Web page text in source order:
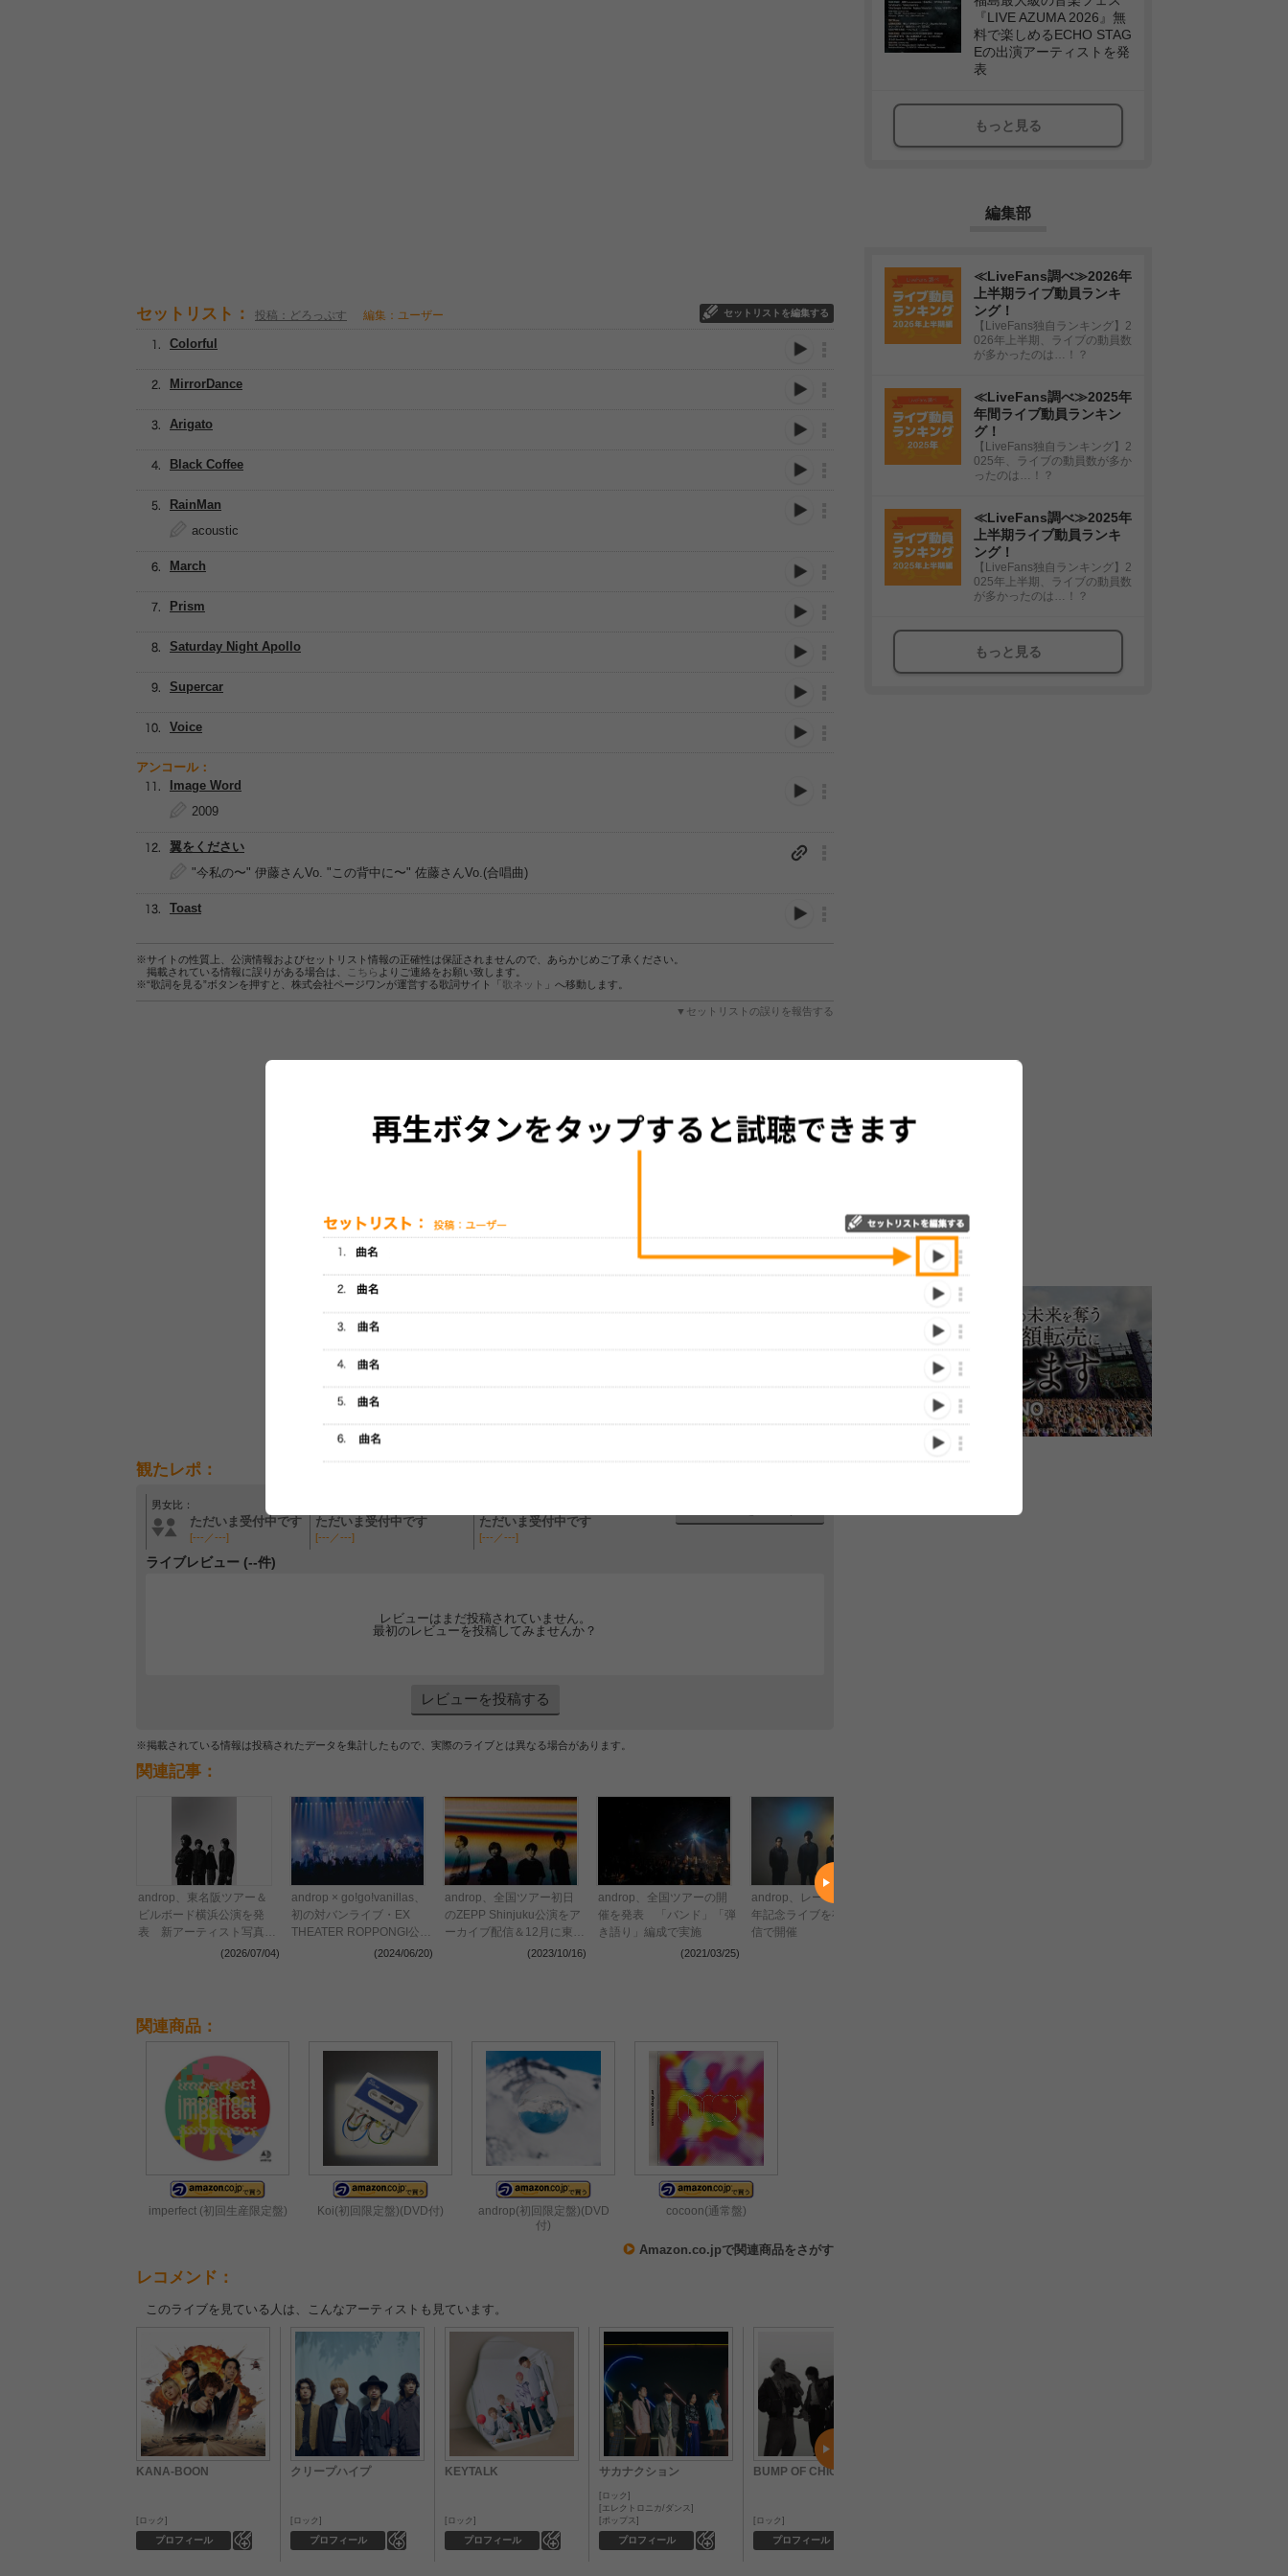
セットリスト： 投稿：どろっぷす 編集：ユーザー セットリストを編集する
Black Coffee
Saturday Night Apollo
Voice
Colorful
RainMan
acoustic
March
Prism
MirrorDance
Supercar
Arigato
アンコール：
Image Word
2009
翼をください
"今私の〜" 伊藤さんVo. "この背中に〜" 佐藤さんVo.(合唱曲)
Toast
※サイトの性質上、公演情報およびセットリスト情報の正確性は保証されませんので、あらかじめご了承ください。
掲載されている情報に誤りがある場合は、
こちら よりご連絡をお願い致します。
※“歌詞を見る”ボタンを押すと、株式会社ページワンが運営する歌詞サイト「歌ネット 」へ移動します。
▼セットリストの誤りを報告する
セットリストをプレイリストにして保存する
観たレポ：
男女比：
ただいま受付中です
[---／---]
ただいま受付中です
[---／---]
ただいま受付中です
[---／---]
ライブレビュー (--件)
レビューはまだ投稿されていません。
最初のレビューを投稿してみませんか？
レビューを投稿する
※掲載されている情報は投稿されたデータを集計したもので、実際のライブとは異なる場合があります。
関連記事：
androp、東名阪ツアー＆
ビルボード横浜公演を発
表 新アーティスト写真も
(2026/07/04)
androp × go!go!vanillas、
初の対バンライブ・EX
THEATER ROPPONGI公演
のオフィシャルレポートが
(2024/06/20)
androp、全国ツアー初日
のZEPP Shinjuku公演をア
ーカイブ配信＆12月に東
京・大阪 Billboard Live決
(2023/10/16)
androp、全国ツアーの開
催を発表 「バンド」「弾
き語り」編成で実施
(2021/03/25)
androp、レーベル設立5周
年記念ライブを有観客＆配
信で開催
関連商品：
imperfect (初回生産限定盤) Koi(初回限定盤)(DVD付)
androp(初回限定盤)(DVD
付)
cocoon(通常盤)
Amazon.co.jpで関連商品をさがす
レコメンド：
このライブを見ている人は、こんなアーティストも見ています。
KANA-BOON
プロフィール
ロック
クリープハイプ
プロフィール
ロック
KEYTALK
プロフィール
ロック
サカナクション
プロフィール
ロック
エレクトロニカ/ダンス
ポップス
BUMP OF CHICKEN
プロフィール
ロック
『LIVE AZUMA 2026』無
料で楽しめるECHO STAG
Eの出演アーティストを発
表
もっと見る
編集部
≪LiveFans調べ≫2026年
上半期ライブ動員ランキ
ング！
【LiveFans独自ランキング】2
026年上半期、ライブの動員数
が多かったのは…！？
≪LiveFans調べ≫2025年
年間ライブ動員ランキン
グ！
【LiveFans独自ランキング】2
025年、ライブの動員数が多か
ったのは…！？
≪LiveFans調べ≫2025年
上半期ライブ動員ランキ
ング！
【LiveFans独自ランキング】2
025年上半期、ライブの動員数
が多かったのは…！？
もっと見る